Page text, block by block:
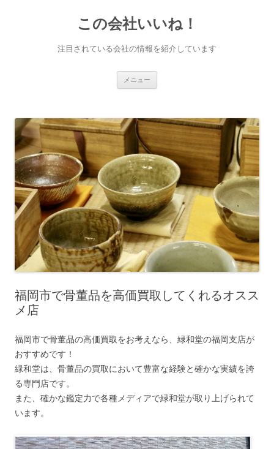
この会社いいね！
注目されている会社の情報を紹介しています
メニュー
福岡市で骨董品を高価買取してくれるオスス
メ店
福岡市で骨董品の高価買取をお考えなら、緑和堂の福岡支店が
おすすめです！
緑和堂は、骨董品の買取において豊富な経験と確かな実績を誇
る専門店です。
また、確かな鑑定力で各種メディアで緑和堂が取り上げられて
います。